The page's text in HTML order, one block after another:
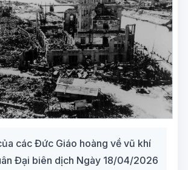
các Đức Giáo hoàng về vũ khí
Đại biên dịch Ngày 18/04/2026